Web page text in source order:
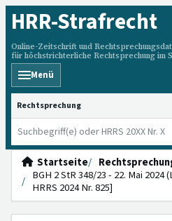
HRR-Strafrecht
Online-Zeitschrift und
für höchstrichterliche Rechtsprechung im
Menü
HRRS durchsuchen
Startseite
BGH 2 StR 348/23 - 22. Mai 2024
HRRS 2024 Nr. 825]